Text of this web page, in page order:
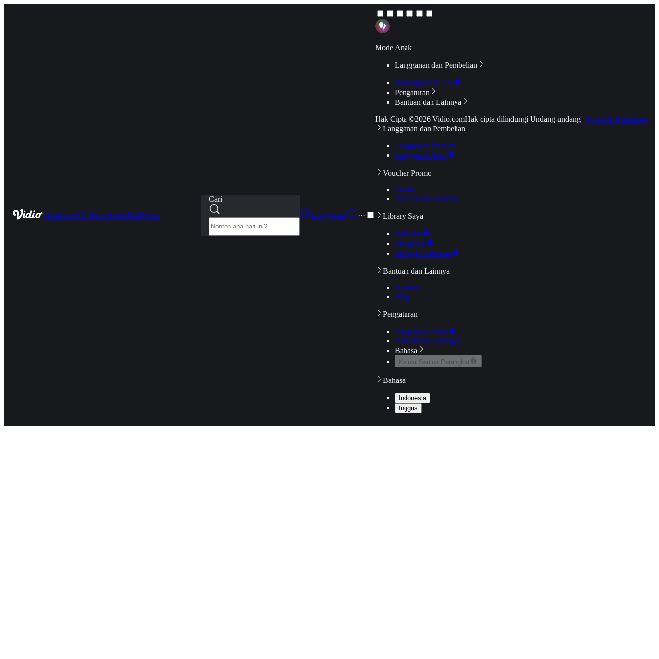
HomeLiveTV ShowSportsKidsNews
Cari
Langganan
···
Mode Anak
Langganan dan Pembelian
Hubungkan ke TV
Pengaturan
Bantuan dan Lainnya
Hak Cipta ©2026 Vidio.comHak cipta dilindungi Undang-undang | Syarat & Ketentuan
Langganan dan Pembelian
Langganan Premier
Langganan Aktif
Voucher Promo
Promo
Pakai Kode Voucher
Library Saya
Daftarku
Mengikuti
Riwayat Tontonan
Bantuan dan Lainnya
Bantuan
Blog
Pengaturan
Pengaturan Akun
Pemeriksaan Jaringan
Bahasa
Keluar Semua Perangkat
Bahasa
Indonesia
Inggris